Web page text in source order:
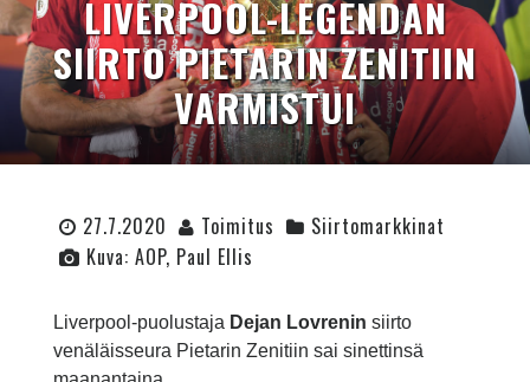
LIVERPOOL-LEGENDAN
SIIRTO PIETARIN ZENITIIN
VARMISTUI
27.7.2020 Toimitus
Siirtomarkkinat
Kuva: AOP, Paul Ellis
Liverpool-puolustaja Dejan Lovrenin siirto
venäläisseura Pietarin Zenitiin sai sinettinsä